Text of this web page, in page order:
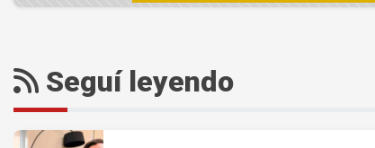
Seguí leyendo